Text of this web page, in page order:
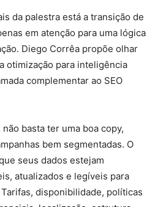
da palestra está a transição de
em atenção para uma lógica
Diego Corrêa propõe olhar
otimização para inteligência
complementar ao SEO
basta ter uma boa copy,
bem segmentadas. O
seus dados estejam
atualizados e legíveis para
disponibilidade, políticas